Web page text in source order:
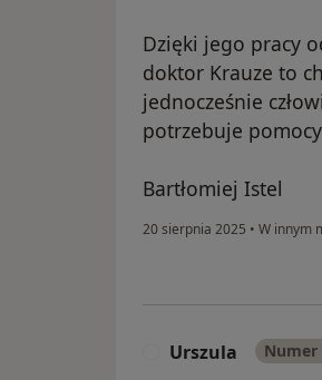
Dzięki jego pracy
doktor Krauze to
jednocześnie
potrzebuje
Bartłomiej Istel
20 sierpnia 2025 • W innym
Urszula